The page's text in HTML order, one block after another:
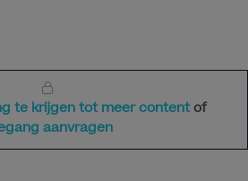
te krijgen tot meer contentof
aanvragen